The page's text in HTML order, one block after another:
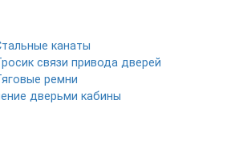
канаты
связи привода дверей
ремни
дверьми кабины